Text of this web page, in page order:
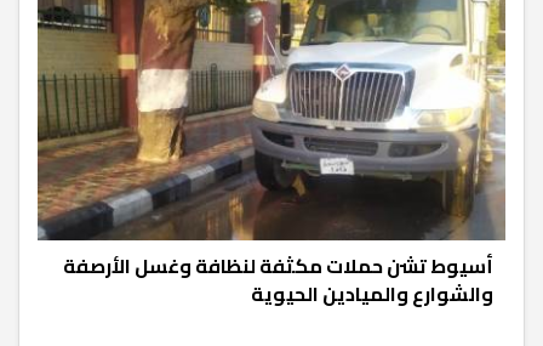
أسيوط تشن حملات مكثفة لنظافة وغسل الأرصفة
والشوارع والميادين الحيوية